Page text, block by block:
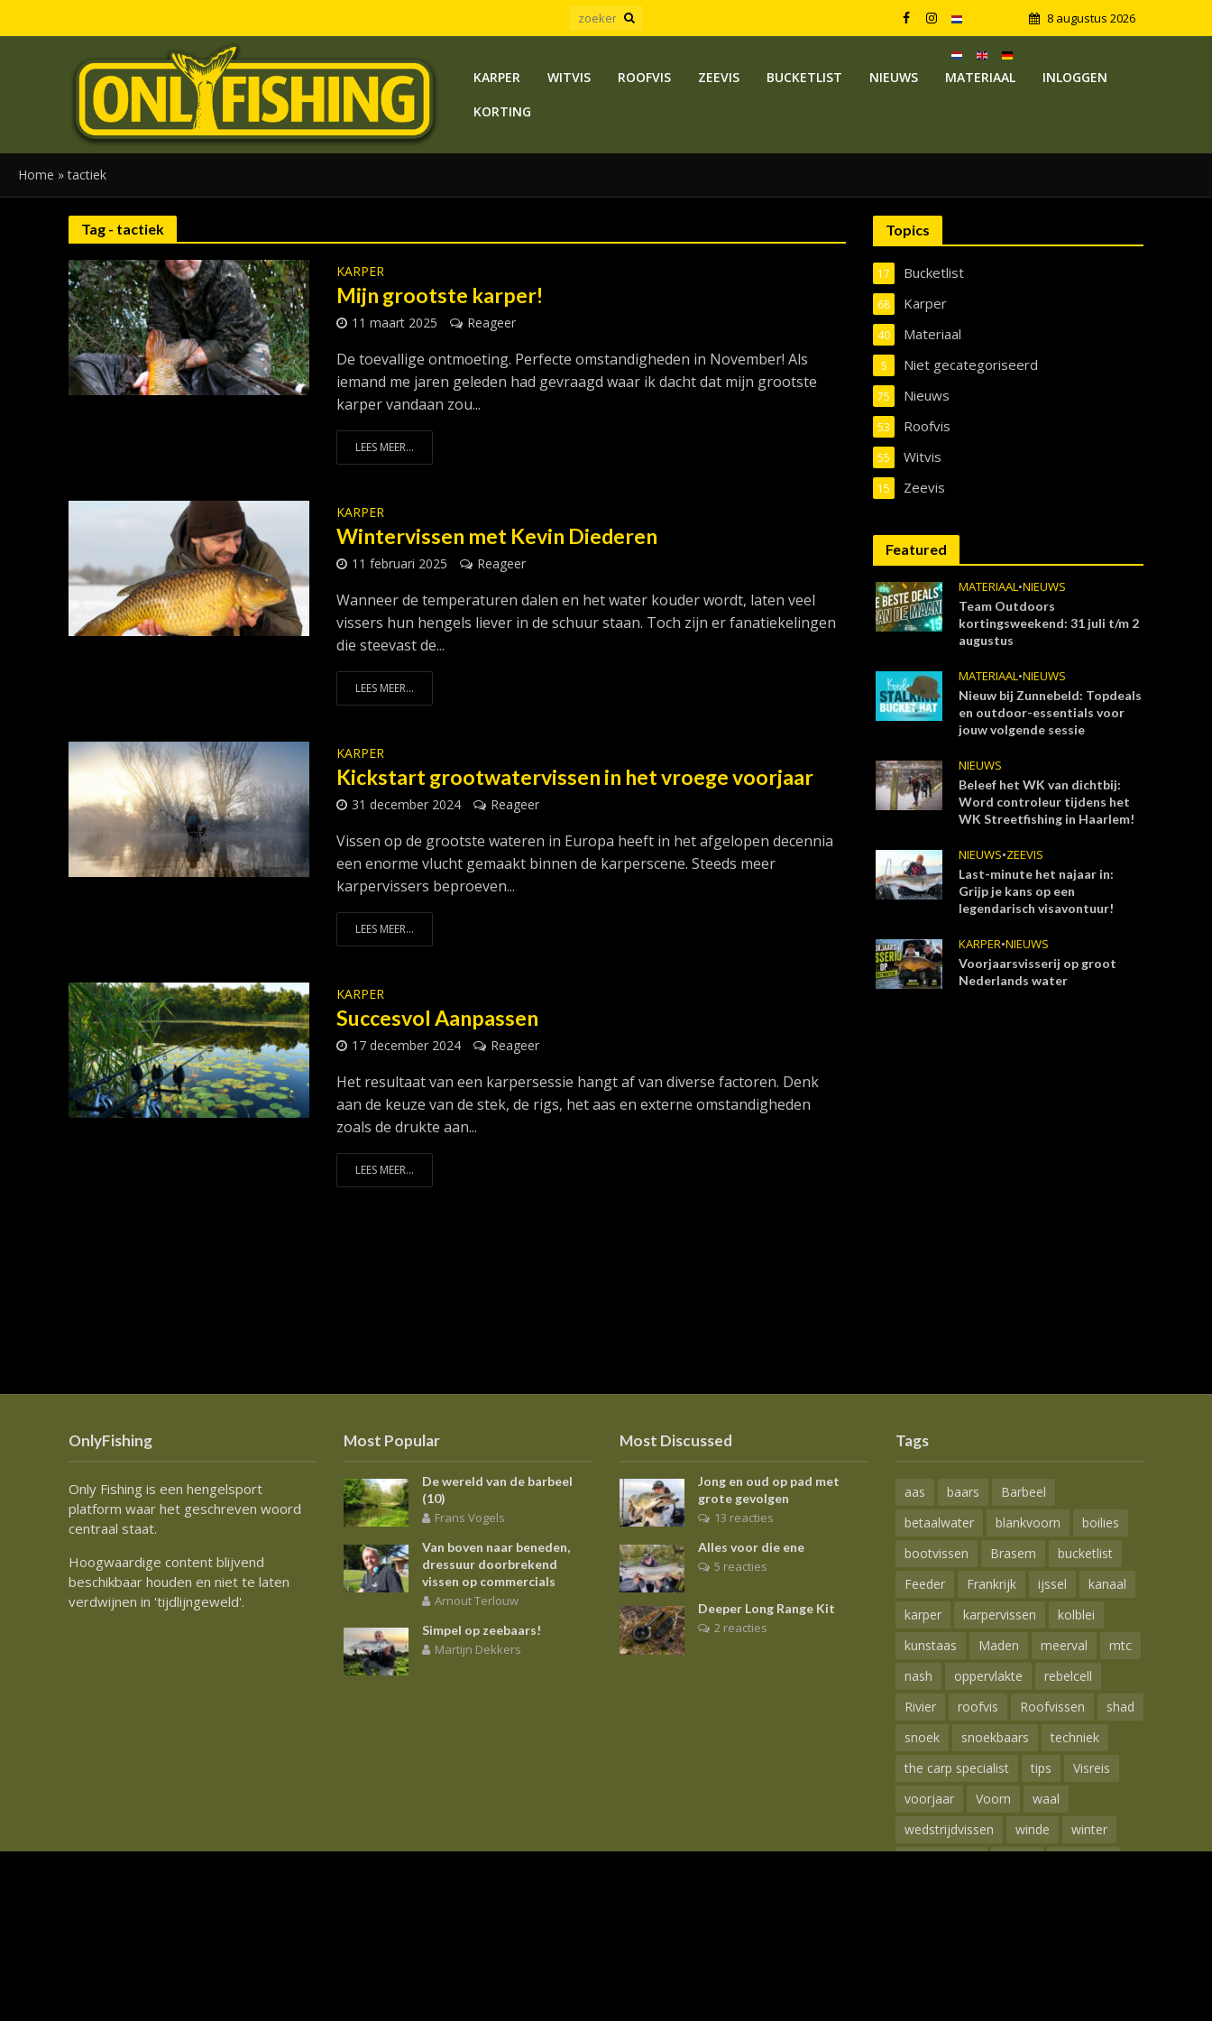
8 augustus 2026
KARPER WITVIS ROOFVIS ZEEVIS BUCKETLIST NIEUWS MATERIAAL
INLOGGEN
KORTING
Home »tactiek
Tag - tactiek
KARPER
Mijn grootste karper!
11 maart 2025 Reageer
De toevallige ontmoeting. Perfecte omstandigheden in November! Als
iemand me jaren geleden had gevraagd waar ik dacht dat mijn grootste
karper vandaan zou...
LEES MEER...
KARPER
Wintervissen met Kevin Diederen
11 februari 2025 Reageer
Wanneer de temperaturen dalen en het water kouder wordt, laten veel
vissers hun hengels liever in de schuur staan. Toch zijn er fanatiekelingen
die steevast de...
LEES MEER...
KARPER
Kickstart grootwatervissen in het vroege voorjaar
31 december 2024 Reageer
Vissen op de grootste wateren in Europa heeft in het afgelopen decennia
een enorme vlucht gemaakt binnen de karperscene. Steeds meer
karpervissers beproeven...
LEES MEER...
KARPER
Succesvol Aanpassen
17 december 2024 Reageer
Het resultaat van een karpersessie hangt af van diverse factoren. Denk
aan de keuze van de stek, de rigs, het aas en externe omstandigheden
zoals de drukte aan...
LEES MEER...
Topics
Bucketlist
17
Karper
68
Materiaal
40
Niet gecategoriseerd
5
Nieuws
75
Roofvis
53
Witvis
55
Zeevis
15
Featured
MATERIAAL•NIEUWS
Team Outdoors
kortingsweekend: 31 juli t/m 2
augustus
MATERIAAL•NIEUWS
Nieuw bij Zunnebeld: Topdeals
en outdoor-essentials voor
jouw volgende sessie
NIEUWS
Beleef het WK van dichtbij:
Word controleur tijdens het
WK Streetfishing in Haarlem!
NIEUWS•ZEEVIS
Last-minute het najaar in:
Grijp je kans op een
legendarisch visavontuur!
KARPER•NIEUWS
Voorjaarsvisserij op groot
Nederlands water
OnlyFishing
Only Fishing is een hengelsport
platform waar het geschreven woord
centraal staat.
Hoogwaardige content blijvend
beschikbaar houden en niet te laten
verdwijnen in 'tijdlijngeweld'.
Most Popular
De wereld van de barbeel
(10)
Frans Vogels
Van boven naar beneden,
dressuur doorbrekend
vissen op commercials
Arnout Terlouw
Simpel op zeebaars!
Martijn Dekkers
Most Discussed
Jong en oud op pad met
grote gevolgen
13 reacties
Alles voor die ene
5 reacties
Deeper Long Range Kit
2 reacties
Tags
aas baars
Barbeel
betaalwater
blankvoorn
boilies
bootvissen
Brasem
bucketlist
Feeder
Frankrijk ijssel
kanaal
karper
karpervissen
kolblei
kunstaas
Maden meerval
mtc
nash
oppervlakte
rebelcell
Rivier
roofvis Roofvissen
shad
snoek
snoekbaars
techniek
the carp specialist
tips
Visreis
voorjaar
Voorn
waal
wedstrijdvissen
winde
winter